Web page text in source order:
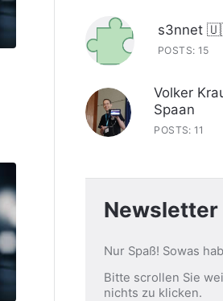
s3nnet
POSTS: 15
Volker
Spaan
POSTS: 11
Newsletter
Nur Spaß! Sowas
Bitte scrollen Sie
nichts zu klicken.